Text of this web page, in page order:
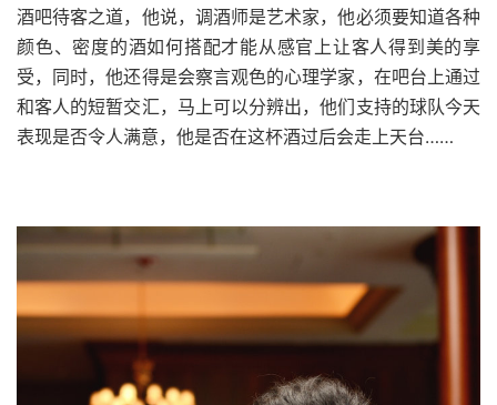
酒吧待客之道，他说，调酒师是艺术家，他必须要知道各种
颜色、密度的酒如何搭配才能从感官上让客人得到美的享
受，同时，他还得是会察言观色的心理学家，在吧台上通过
和客人的短暂交汇，马上可以分辨出，他们支持的球队今天
表现是否令人满意，他是否在这杯酒过后会走上天台……